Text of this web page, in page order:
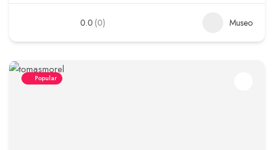
0.0 (0) Museo
Popular